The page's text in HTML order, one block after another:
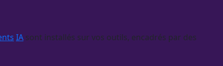
IA sont installés sur vos outils, encadrés par des